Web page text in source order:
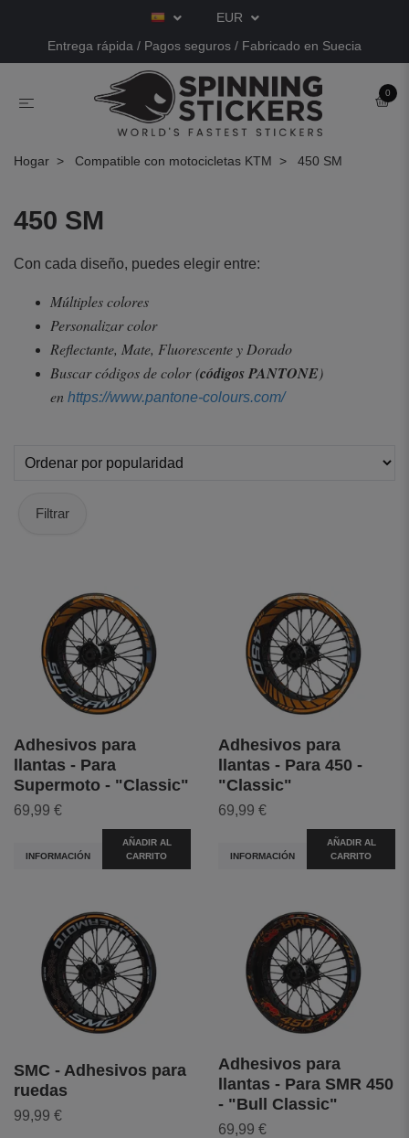
EUR
Entrega rápida / Pagos seguros / Fabricado en Suecia
0
Hogar Compatible con motocicletas KTM 450 SM
450 SM
Con cada diseño, puedes elegir entre:
Múltiples colores
Personalizar color
Reflectante, Mate, Fluorescente y Dorado
Buscar códigos de color(códigos PANTONE)
en https://www.pantone-colours.com/
Filtrar
Adhesivos para
llantas - Para
Supermoto - "Classic"
69,99 €
INFORMACIÓN
AÑADIR AL
CARRITO
Adhesivos para
llantas - Para 450 -
"Classic"
69,99 €
INFORMACIÓN
AÑADIR AL
CARRITO
SMC - Adhesivos para
ruedas
99,99 €
Adhesivos para
llantas - Para SMR 450
- "Bull Classic"
69,99 €